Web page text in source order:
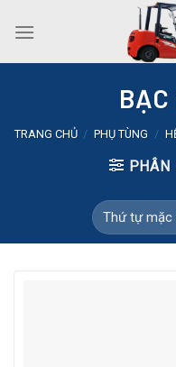
TRANG CHỦ / PHỤ TÙNG /
PHÂN